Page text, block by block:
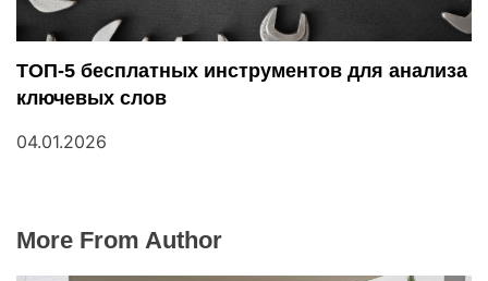
ТОП-5 бесплатных инструментов для анализа
ключевых слов
04.01.2026
More From Author